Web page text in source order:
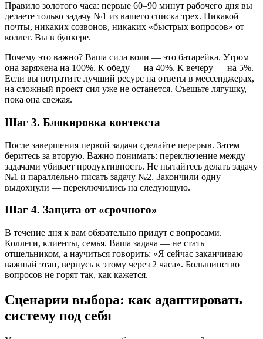
Правило золотого часа: первые 60–90 минут рабочего дня вы
делаете только задачу №1 из вашего списка трех. Никакой
почты, никаких созвонов, никаких «быстрых вопросов» от
коллег. Вы в бункере.
Почему это важно? Ваша сила воли — это батарейка. Утром
она заряжена на 100%. К обеду — на 40%. К вечеру — на 5%.
Если вы потратите лучший ресурс на ответы в мессенджерах,
на сложный проект сил уже не останется. Съешьте лягушку,
пока она свежая.
Шаг 3. Блокировка контекста
После завершения первой задачи сделайте перерыв. Затем
беритесь за вторую. Важно понимать: переключение между
задачами убивает продуктивность. Не пытайтесь делать задачу
№1 и параллельно писать задачу №2. Закончили одну —
выдохнули — переключились на следующую.
Шаг 4. Защита от «срочного»
В течение дня к вам обязательно придут с вопросами.
Коллеги, клиенты, семья. Ваша задача — не стать
отшельником, а научиться говорить: «Я сейчас заканчиваю
важный этап, вернусь к этому через 2 часа». Большинство
вопросов не горят так, как кажется.
Сценарии выбора: как адаптировать
систему под себя